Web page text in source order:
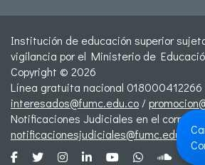
Institución de educación superior
vigilancia por el Ministerio de
Copyright © 2026
Línea gratuita nacional 018000412266
interesados@fumc.edu.co /
Notificaciones Judiciales en el correo:
notificacionesjudiciales@fumc.edu.co